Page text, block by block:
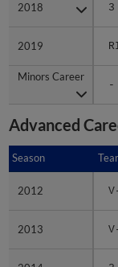
2018 3
2019
Minors Career
-
2018
2019
Minors Career
Advanced
Season
2012
2013
Season
2012
2013